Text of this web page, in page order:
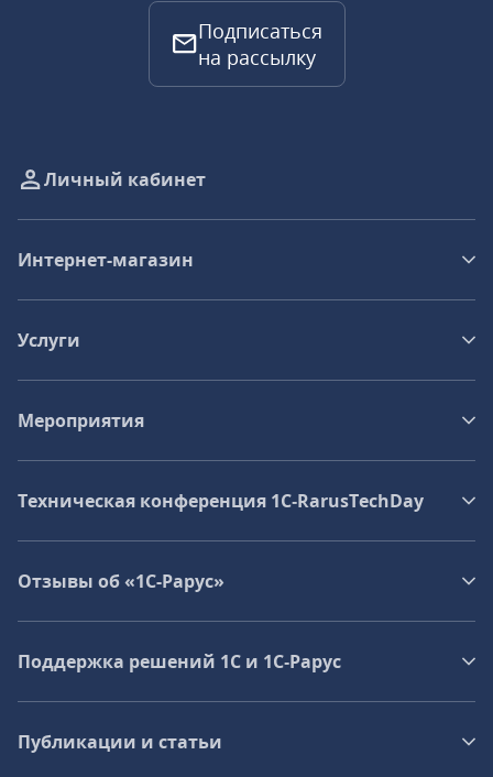
Подписаться
на рассылку
Личный кабинет
Интернет-магазин
Услуги
Мероприятия
Техническая конференция 1C‑RarusTechDay
Отзывы об «1С-Рарус»
Поддержка решений 1С и 1С‑Рарус
Публикации и статьи